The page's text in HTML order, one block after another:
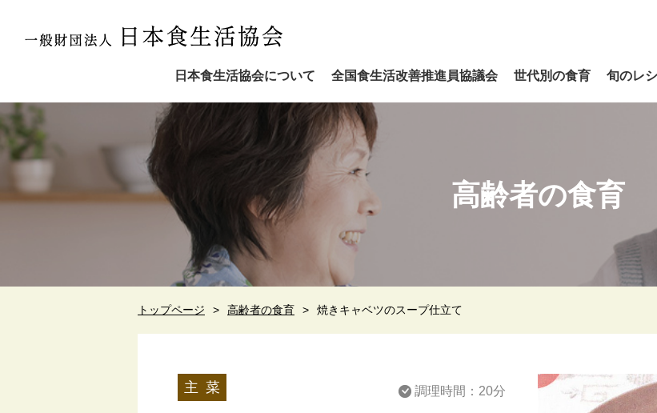
日本食生活協会について 全国食生活改善推進員協議会 世代別の食育 旬のレ
高齢者の食育
トップページ 高齢者の食育 焼きキャベツのスープ仕立て
主 菜 調理時間：20分